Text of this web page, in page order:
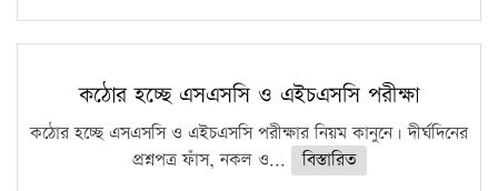
কঠোর হচ্ছে এসএসসি ও এইচএসসি পরীক্ষা
কঠোর হচ্ছে এসএসসি ও এইচএসসি পরীক্ষার নিয়ম কানুনে। দীর্ঘদিনের
প্রশ্নপত্র ফাঁস, নকল ও...
বিস্তারিত